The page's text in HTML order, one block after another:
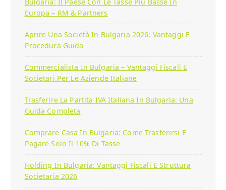
Europa – RM & Partners
Aprire Una Società In Bulgaria 2026: Vantaggi E
Procedura Guida
Commercialista In Bulgaria – Vantaggi Fiscali E
Societari Per Le Aziende Italiane
Trasferire La Partita IVA Italiana In Bulgaria: Una
Guida Completa
Comprare Casa In Bulgaria: Come Trasferirsi E
Pagare Solo Il 10% Di Tasse
Holding In Bulgaria: Vantaggi Fiscali E Struttura
Societaria 2026